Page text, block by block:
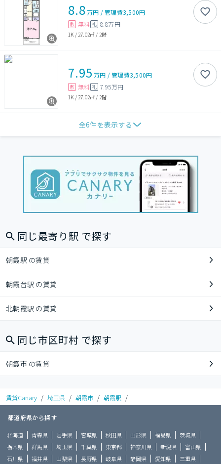
8.8万円 /管理費3,500円
敷 無料 礼 8.8万円
1K / 27.02㎡ / 2階
7.95 万円 /管理費3,500円
敷 無料 礼 7.95万円
1K / 27.02㎡ / 2階
全6件を表示する
同じ最寄り駅 で探す
朝霞駅 の賃貸
朝霞台駅 の賃貸
北朝霞駅 の賃貸
同じ市区町村 で探す
朝霞市 の賃貸
賃貸Canary / 埼玉県 / 朝霞市 / 朝霞駅 /
都道府県から探す
北海道 青森県 岩手県 宮城県 秋田県 山形県 福島県
茨城県
栃木県
群馬県 埼玉県 千葉県 東京都 神奈川県 新潟県
富山県
石川県
福井県 山梨県 長野県 岐阜県 静岡県 愛知県 三重県